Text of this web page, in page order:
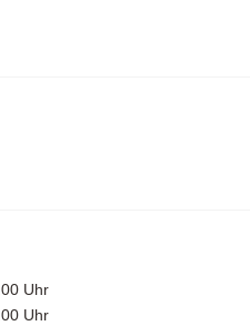
Uhr
Uhr